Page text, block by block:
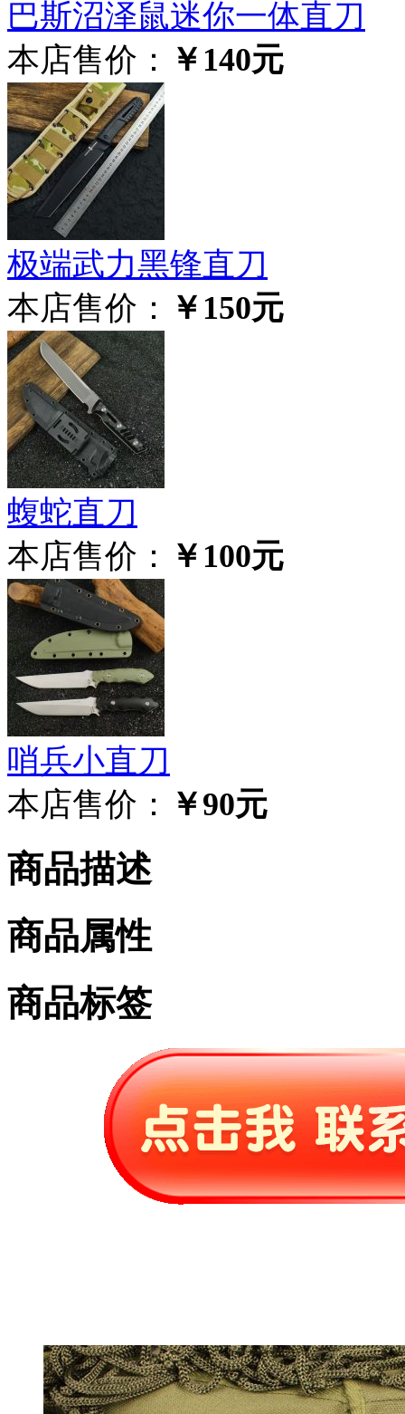
巴斯沼泽鼠迷你一体直刀
本店售价： ￥140元
极‮武端‬力黑锋直刀
本店售价： ￥150元
蝮蛇直刀
本店售价： ￥100元
哨兵小直刀
本店售价： ￥90元
商品描述
商品属性
商品标签